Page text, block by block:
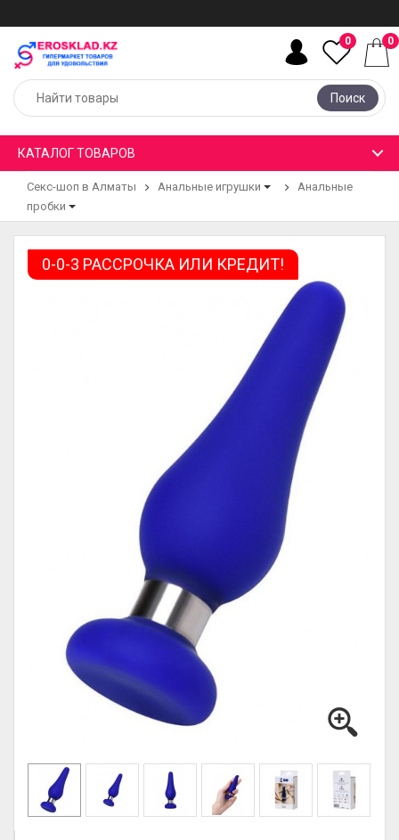
Поиск
0 0
КАТАЛОГ ТОВАРОВ
Секс-шоп в Алматы Анальные игрушки
Анальные
пробки
0-0-3 РАССРОЧКА ИЛИ КРЕДИТ!